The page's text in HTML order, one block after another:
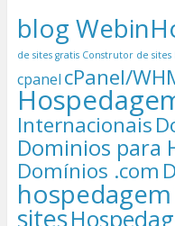
blog
de sites gratis Construtor de
cpanel cPanel/
Internacionais
Dominios para
Domínios .com
hospedagem
sites